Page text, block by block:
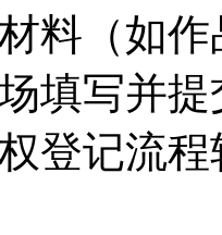
料（如
填写并
登记流